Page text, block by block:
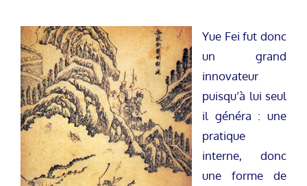
Yue Fei fut donc
un grand
innovateur
puisqu’à lui seul
il généra : une
pratique
interne, donc
une forme de